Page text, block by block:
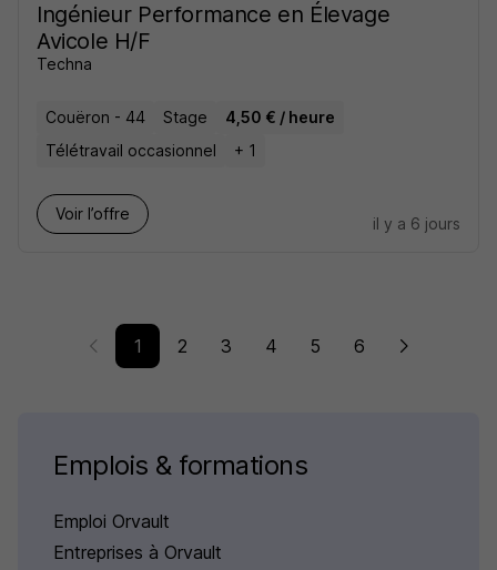
Ingénieur Performance en Élevage
Avicole H/F
Techna
Couëron - 44 Stage
4,50 € / heure
Télétravail occasionnel
+ 1
Voir l’offre
il y a 6 jours
1 2 3 4 5 6
Emplois & formations
Emploi Orvault
Entreprises à Orvault